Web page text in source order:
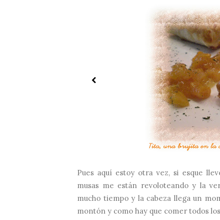
Pues aquí estoy otra vez, si esque
musas me están revoloteando y la
mucho tiempo y la cabeza llega un
montón y como hay que comer todos